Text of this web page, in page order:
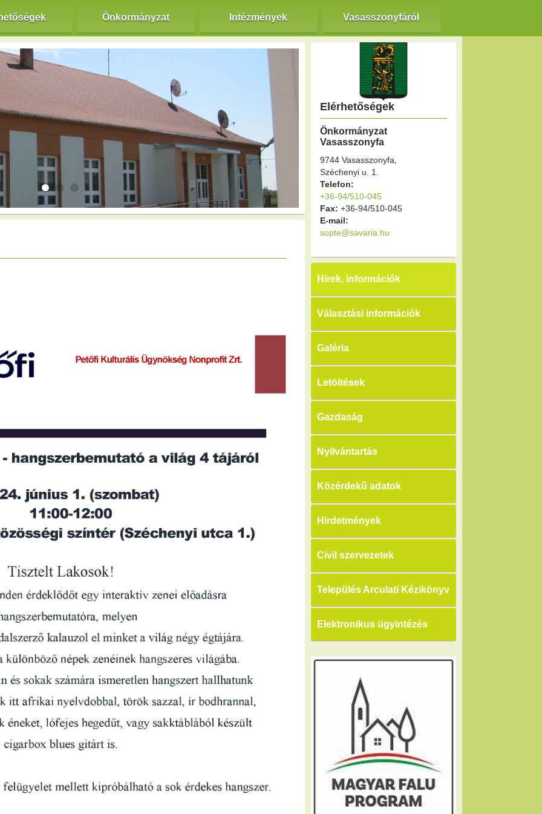
Önkormányzat Intézmények Vasasszonyfáról
Elérhetőségek
Önkormányzat
Vasasszonyfa
9744 Vasasszonyfa,
Széchenyi u. 1.
Telefon:
+36-94/510-045
Fax: +36-94/510-045
E-mail:
sopte@savaria.hu
Hírek, információk
Választási információk
Galéria
Letöltések
Gazdaság
Nyilvántartás
Közérdekű adatok
Hirdetmények
Civil szervezetek
Település Arculati Kézikönyv
Elektronikus ügyintézés